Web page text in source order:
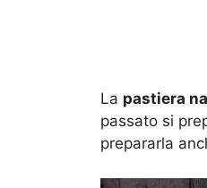
La pastiera
passato si
prepararla